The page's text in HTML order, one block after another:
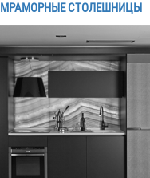
МРАМОРНЫЕ СТОЛЕШНИЦЫ